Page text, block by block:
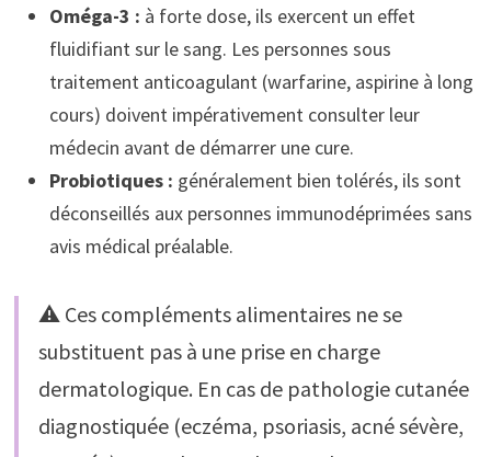
Oméga-3 : à forte dose, ils exercent un effet
fluidifiant sur le sang. Les personnes sous
traitement anticoagulant (warfarine, aspirine à long
cours) doivent impérativement consulter leur
médecin avant de démarrer une cure.
Probiotiques : généralement bien tolérés, ils sont
déconseillés aux personnes immunodéprimées sans
avis médical préalable.
⚠️ Ces compléments alimentaires ne se
substituent pas à une prise en charge
dermatologique. En cas de pathologie cutanée
diagnostiquée (eczéma, psoriasis, acné sévère,